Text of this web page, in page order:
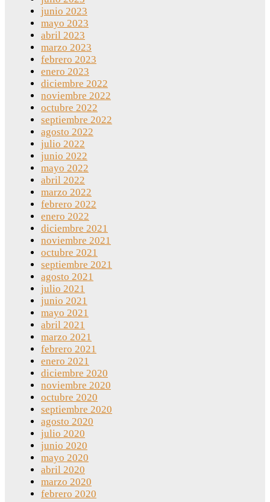
junio 2023
mayo 2023
abril 2023
marzo 2023
febrero 2023
enero 2023
diciembre 2022
noviembre 2022
octubre 2022
septiembre 2022
agosto 2022
julio 2022
junio 2022
mayo 2022
abril 2022
marzo 2022
febrero 2022
enero 2022
diciembre 2021
noviembre 2021
octubre 2021
septiembre 2021
agosto 2021
julio 2021
junio 2021
mayo 2021
abril 2021
marzo 2021
febrero 2021
enero 2021
diciembre 2020
noviembre 2020
octubre 2020
septiembre 2020
agosto 2020
julio 2020
junio 2020
mayo 2020
abril 2020
marzo 2020
febrero 2020